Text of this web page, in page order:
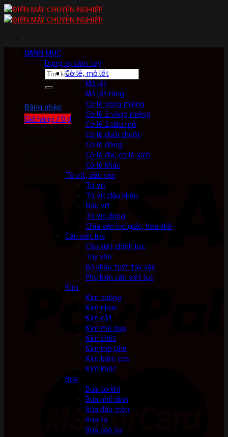
Skip
to
Tìm
kiếm:
Đăng nhập
Giỏ hàng /0 ₫
No products in the cart.
DANH MỤC
Dụng cụ cầm tay
Cờ lê, mỏ lết
Mỏ lết
Mỏ lết răng
Cờ lê vòng miệng
Cờ lê 2 vòng miệng
Cờ lê 2 đầu mở
Cờ lê đuôi chuột
Cờ lê đóng
Cờ lê đai, cờ lê xích
Cờ lê khác
Tô vít, đầu vặn
Tô vít
Tô vít đầu khẩu
Đầu vít
Tô vít đóng
Chìa vặn lục giác, hoa khế
Cần siết lực
Cần siết chỉnh lực
Tay vặn
Bộ khẩu tuýt tay vặn
Phụ kiện cần siết lực
Kìm
Kìm vuông
Kìm nhọn
Kìm cắt
Kìm mỏ quạ
Kìm chết
Kìm mở phe
Kìm bấm cos
Kìm khác
Búa
Búa cơ khí
Búa nhổ đinh
Búa đầu tròn
Búa tạ
Búa cao su